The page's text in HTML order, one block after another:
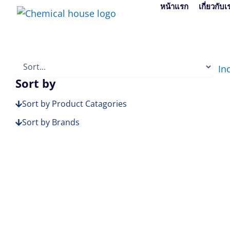
Skip
หน้าแรก เกี่ยวกับเ
Sort by
Sort by Product Catagories
Sort by Brands